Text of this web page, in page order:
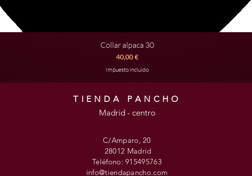
Vista rápida
Collar alpaca 30
Precio
40,00 €
Impuesto incluido
TIENDA PANCHO
Madrid - centro
C/Amparo, 20
28012 Madrid
Teléfono: 915495763
info@tiendapancho.com